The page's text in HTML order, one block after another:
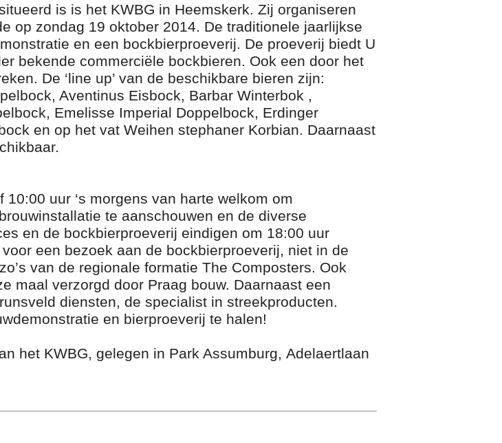
is is het KWBG in Heemskerk. Zij organiseren
op zondag 19 oktober 2014. De traditionele jaarlijkse
en een bockbierproeverij. De proeverij biedt U
bekende commerciële bockbieren. Ook een door het
De ‘line up’ van de beschikbare bieren zijn:
Aventinus Eisbock, Barbar Winterbok ,
Emelisse Imperial Doppelbock, Erdinger
en op het vat Weihen stephaner Korbian. Daarnaast
uur ‘s morgens van harte welkom om
te aanschouwen en de diverse
en de bockbierproeverij eindigen om 18:00 uur
een bezoek aan de bockbierproeverij, niet in de
van de regionale formatie The Composters. Ook
maal verzorgd door Praag bouw. Daarnaast een
diensten, de specialist in streekproducten.
en bierproeverij te halen!
het KWBG, gelegen in Park Assumburg, Adelaertlaan